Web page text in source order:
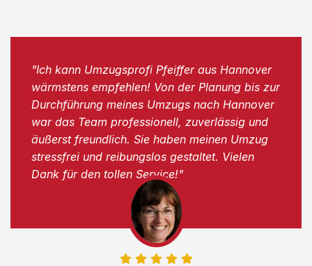
"Ich kann Umzugsprofi Pfeiffer aus Hannover
wärmstens empfehlen! Von der Planung bis zur
Durchführung meines Umzugs nach Hannover
war das Team professionell, zuverlässig und
äußerst freundlich. Sie haben meinen Umzug
stressfrei und reibungslos gestaltet. Vielen
Dank für den tollen Service!"